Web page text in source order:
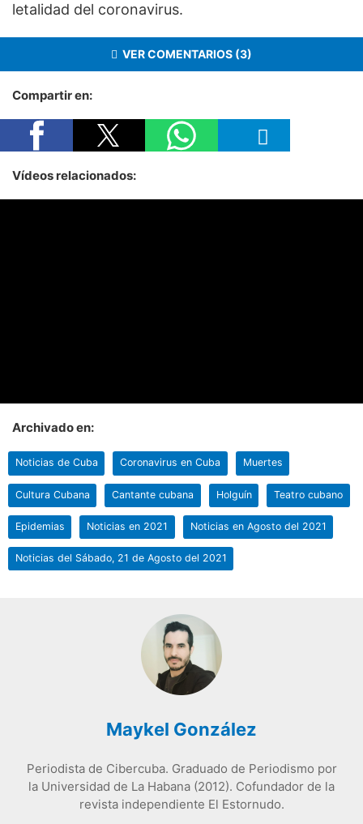
letalidad del coronavirus.
VER COMENTARIOS (3)
Compartir en:
Vídeos relacionados:
Archivado en:
Noticias de Cuba Coronavirus en Cuba Muertes
Cultura Cubana Cantante cubana Holguín Teatro cubano
Epidemias Noticias en 2021 Noticias en Agosto del 2021
Noticias del Sábado, 21 de Agosto del 2021
Maykel González
Periodista de Cibercuba. Graduado de Periodismo por
la Universidad de La Habana (2012). Cofundador de la
revista independiente El Estornudo.